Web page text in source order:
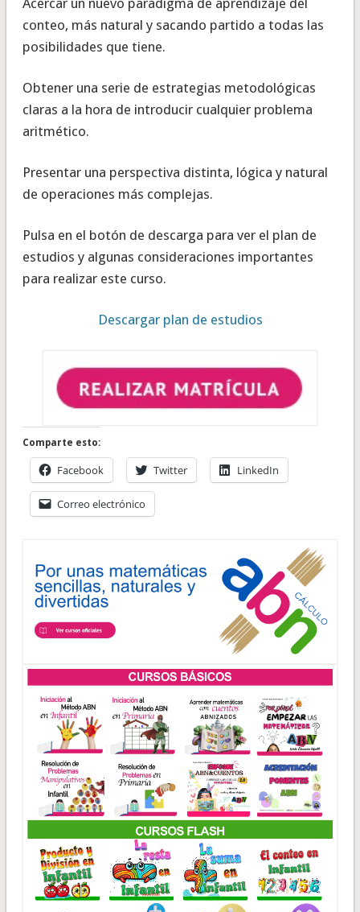
conteo, más natural y sacando partido a todas las
posibilidades que tiene.
Obtener una serie de estrategias metodológicas
claras a la hora de introducir cualquier problema
aritmético.
Presentar una perspectiva distinta, lógica y natural
de operaciones más complejas.
Pulsa en el botón de descarga para ver el plan de
estudios y algunas consideraciones importantes
para realizar este curso.
Descargar plan de estudios
Comparte esto:
Facebook Twitter LinkedIn
Correo electrónico